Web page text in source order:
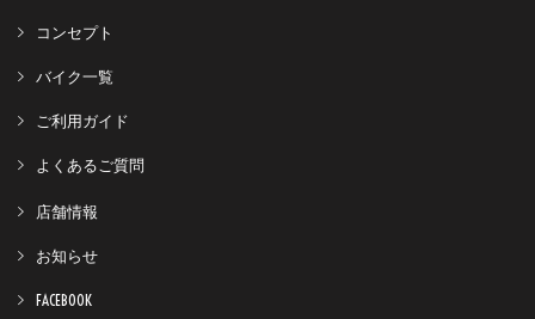
コンセプト
バイク一覧
ご利用ガイド
よくあるご質問
店舗情報
お知らせ
FACEBOOK